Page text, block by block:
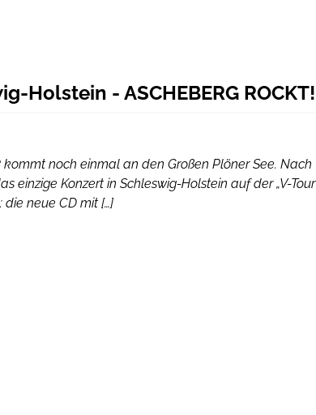
Holstein - ASCHEBERG ROCKT!
noch einmal an den Großen Plöner See. Nach
einzige Konzert in Schleswig-Holstein auf der „V-Tour
die neue CD mit […]